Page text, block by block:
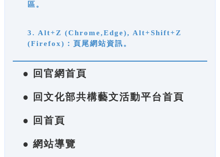
區。
3. Alt+Z (Chrome,Edge), Alt+Shift+Z
(Firefox)：頁尾網站資訊。
● 回官網首頁
● 回文化部共構藝文活動平台首頁
● 回首頁
● 網站導覽